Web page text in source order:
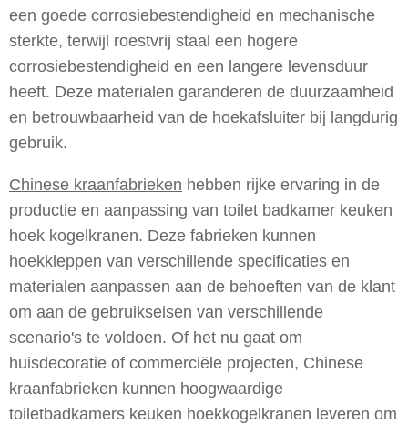
een goede corrosiebestendigheid en mechanische
sterkte, terwijl roestvrij staal een hogere
corrosiebestendigheid en een langere levensduur
heeft. Deze materialen garanderen de duurzaamheid
en betrouwbaarheid van de hoekafsluiter bij langdurig
gebruik.
Chinese kraanfabrieken hebben rijke ervaring in de
productie en aanpassing van toilet badkamer keuken
hoek kogelkranen. Deze fabrieken kunnen
hoekkleppen van verschillende specificaties en
materialen aanpassen aan de behoeften van de klant
om aan de gebruikseisen van verschillende
scenario's te voldoen. Of het nu gaat om
huisdecoratie of commerciële projecten, Chinese
kraanfabrieken kunnen hoogwaardige
toiletbadkamers keuken hoekkogelkranen leveren om